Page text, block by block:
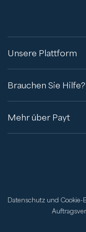
Unsere Plattform
Brauchen Sie Hilfe?
Mehr über Payt
Datenschutz und Cookie-